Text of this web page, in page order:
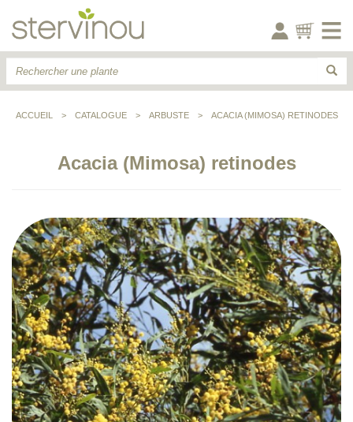
ACCUEIL > CATALOGUE > ARBUSTE > ACACIA (MIMOSA) RETINODES
Acacia (Mimosa) retinodes